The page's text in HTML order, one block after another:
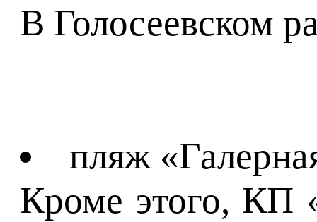
В Голосеевском
пляж
Кроме этого, КП